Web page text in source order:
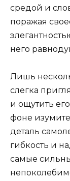
средой и
поражая
него
Лишь
слегка
и ощутить
фоне
деталь
гибкость и
самые